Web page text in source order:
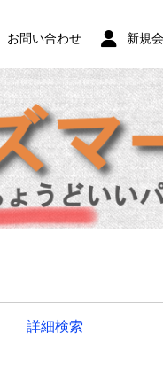
お問い合わせ 新規
詳細検索